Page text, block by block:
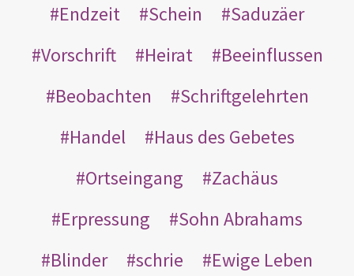
Endzeit
Schein
Saduzäer
Vorschrift
Heirat
Beeinflussen
Beobachten
Schriftgelehrten
Handel
Haus des Gebetes
Ortseingang
Zachäus
Erpressung
Sohn Abrahams
Blinder
schrie
Ewige Leben